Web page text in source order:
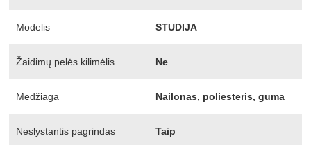
Modelis STUDIJA
Žaidimų pelės kilimėlis Ne
Medžiaga Nailonas, poliesteris, guma
Neslystantis pagrindas Taip